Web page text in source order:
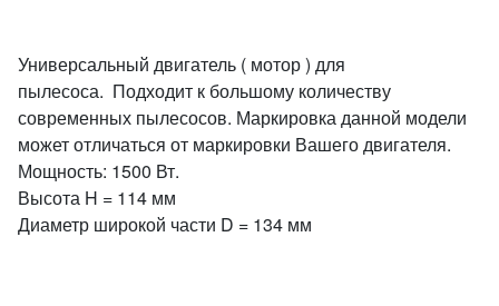
Универсальный двигатель ( мотор ) для
пылесоса. Подходит к большому количеству
современных пылесосов. Маркировка данной модели
может отличаться от маркировки Вашего двигателя.
Мощность: 1500 Вт.
Высота H = 114 мм
Диаметр широкой части D = 134 мм